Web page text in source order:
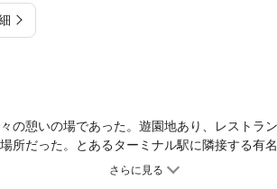
の憩いの場であった。遊園地あり、レストラ
所だった。とあるターミナル駅に隣接する有
女のファンが、安くてうまいうどんの味を求